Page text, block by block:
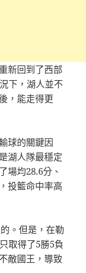
新回到了西部
下，湖人並不
，能走得更
球的關鍵因
湖人隊最穩定
場均28.6分、
投籃命中率高
。但是，在勒
取得了5勝5負
敵國王，導致